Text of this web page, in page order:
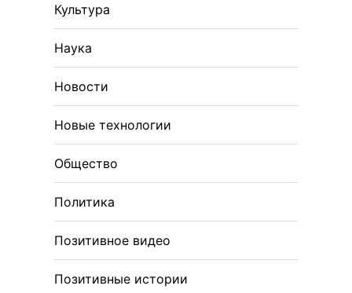
Культура
Наука
Новости
Новые технологии
Общество
Политика
Позитивное видео
Позитивные истории